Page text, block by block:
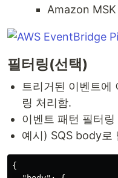
Amazon MSK
필터링(선택)
트리거된 이벤트에
링 처리함.
이벤트 패턴 필터링
예시) SQS body로
{